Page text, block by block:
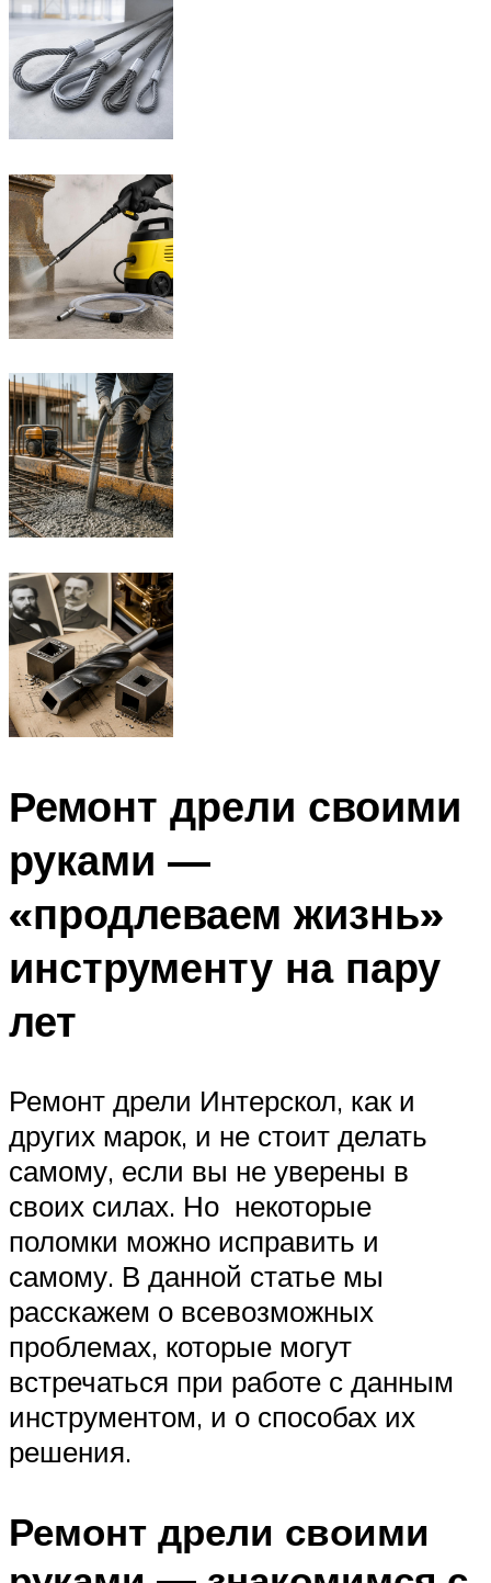
Ремонт дрели своими
руками —
«продлеваем жизнь»
инструменту на пару
лет
Ремонт дрели Интерскол, как и
других марок, и не стоит делать
самому, если вы не уверены в
своих силах. Но некоторые
поломки можно исправить и
самому. В данной статье мы
расскажем о всевозможных
проблемах, которые могут
встречаться при работе с данным
инструментом, и о способах их
решения.
Ремонт дрели своими